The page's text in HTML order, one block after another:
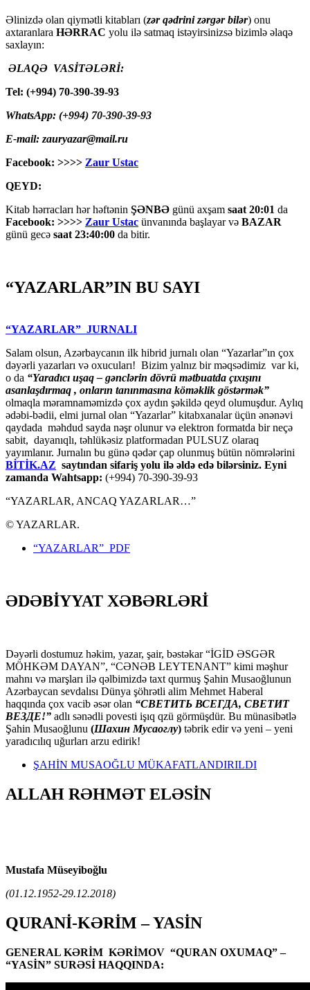
Əlinizdə olan qiymətli kitabları (zər qədrini zərgər bilər) onu
axtaranlara HƏRRAC yolu ilə satmaq istəyirsinizsə bizimlə əlaqə
saxlayın:
ƏLAQƏ VASİTƏLƏRİ:
Tel: (+994) 70-390-39-93
WhatsApp: (+994) 70-390-39-93
E-mail: zauryazar@mail.ru
Facebook: >>>> Zaur Ustac
QEYD:
Kitab hərracları hər həftənin ŞƏNBƏ günü axşam saat 20:01 da
Facebook: >>>> Zaur Ustac ünvanında başlayar və BAZAR
günü gecə saat 23:40:00 da bitir.
“YAZARLAR”IN BU SAYI
“YAZARLAR” JURNALI
Salam olsun, Azərbaycanın ilk hibrid jurnalı olan “Yazarlar”ın çox
dəyərli yazarları və oxucuları! Bizim yalnız bir məqsədimiz var ki,
o da “Yaradıcı uşaq – gәnclәrin dövrü mәtbuatda çıxışını
asanlaşdırmaq , onların tanınmasına kömәklik göstәrmәk”
olmaqla məramnaməmizdə çox aydın şəkildə qeyd olumuşdur. Aylıq
ədəbi-bədii, elmi jurnal olan “Yazarlar” kitabxanalar üçün ənənəvi
qaydada məhdud sayda nəşr olunur və elektron formatda bir neçə
sabit, dayanıqlı, təhlükəsiz platformadan PULSUZ olaraq
yayımlanır. Jurnalın bu günə qədər çap olunmuş bütün nömrələrini
BİTİK.AZ saytından sifariş yolu ilə əldə edə bilərsiniz. Eyni
zamanda Wahtsapp: (+994) 70-390-39-93
“YAZARLAR, ANCAQ YAZARLAR…”
© YAZARLAR.
“YAZARLAR” PDF
ƏDƏBİYYAT XƏBƏRLƏRİ
Dəyərli dostumuz həkim, yazar, şair, bəstəkar “İGİD ƏSGƏR
MÖHKƏM DAYAN”, “CƏNƏB LEYTENANT” kimi məşhur
mahnı və marşları ilə qəlbimizdə taxt qurmuş Şahin Musaoğlunun
Azərbaycan sevdalısı Dünya şöhrətli alim Mehmet Haberal
haqqında çox vacib əsər olan “СВЕТИТЬ ВСЕГДА, СВЕТИТ
ВЕЗДЕ!” adlı sənədli povesti işıq qzü görmüşdür. Bu münasibətlə
Şahin Musaoğlunu (Шахин Мусаоглу) təbrik edir və yeni – yeni
yaradıcılıq uğurları arzu edirik!
ŞAHİN MUSAOĞLU MÜKAFATLANDIRILDI
ALLAH RƏHMƏT ELƏSİN
Mustafa Müseyiboğlu
(01.12.1952-29.12.2018)
QURANİ-KƏRİM – YASİN
GENERAL KƏRİM KƏRİMOV “QURAN OXUMAQ” –
“YASİN” SURƏSİ HAQQINDA: